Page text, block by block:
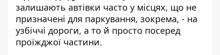
залишають автівки часто у місцях, що не
призначені для паркування, зокрема, - на
узбіччі дороги, а то й просто посеред
проїжджої частини.